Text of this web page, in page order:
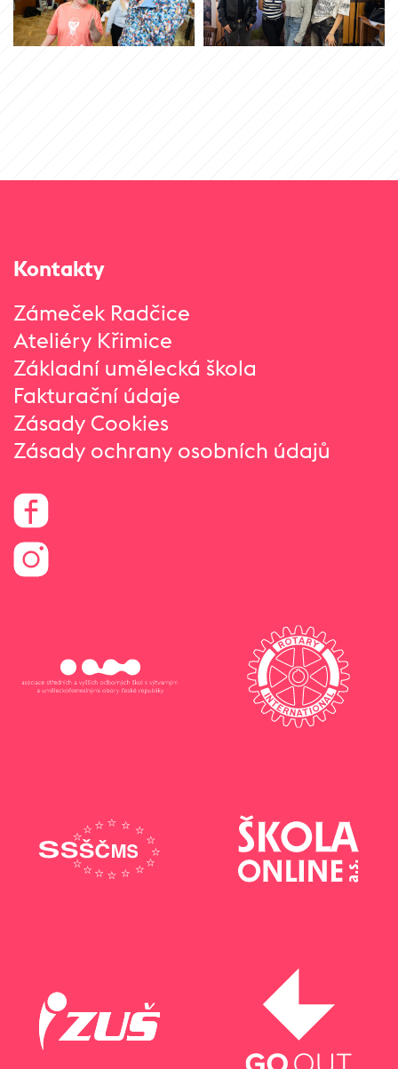
Kontakty
Zámeček Radčice
Ateliéry Křimice
Základní umělecká škola
Fakturační údaje
Zásady Cookies
Zásady ochrany osobních údajů